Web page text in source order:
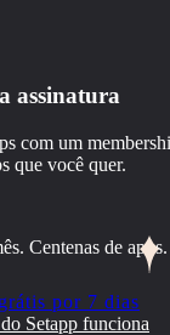
assinatura
com um
que você quer.
Centenas de apps.
por 7 dias
Setapp funciona